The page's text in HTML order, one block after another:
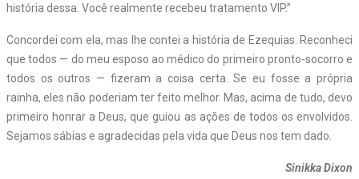
história dessa. Você realmente recebeu tratamento VIP.”
Concordei com ela, mas lhe contei a história de Ezequias. Reconheci
que todos — do meu esposo ao médico do primeiro pronto-socorro e
todos os outros — fizeram a coisa certa. Se eu fosse a própria
rainha, eles não poderiam ter feito melhor. Mas, acima de tudo, devo
primeiro honrar a Deus, que guiou as ações de todos os envolvidos.
Sejamos sábias e agradecidas pela vida que Deus nos tem dado.
Sinikka Dixon